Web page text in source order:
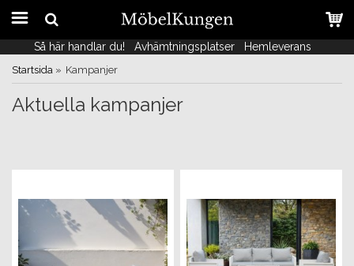
Så här handlar du! Avhämtningsplatser Hemleverans
Så här handlar du! Avhämtningsplatser Hemleverans
Startsida » Kampanjer
Aktuella kampanjer